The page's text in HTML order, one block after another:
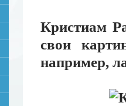
Кристиам
cвои
например,